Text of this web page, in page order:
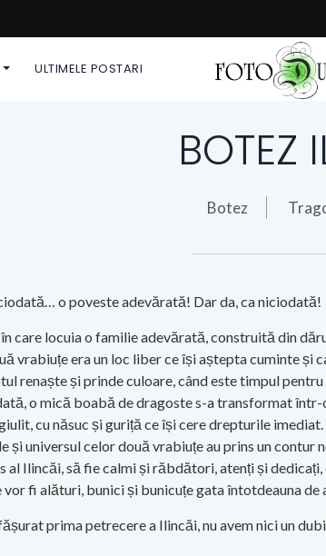
ULTIMELE POSTARI
BOTEZ
Botez
o poveste adevărată! Dar da, ca niciodată!
care locuia o familie adevărată, construită din
vrabiuțe era un loc liber ce își aștepta cuminte și
renaște și prinde culoare, când este timpul
o mică boabă de dragoste s-a transformat
cu năsuc și guriță ce își cere drepturile
și universul celor două vrabiuțe au prins un
al Ilincăi, să fie calmi și răbdători, atenți și
fi alături, bunici și bunicuțe gata întotdeauna de
prima petrecere a Ilincăi, nu avem nici un